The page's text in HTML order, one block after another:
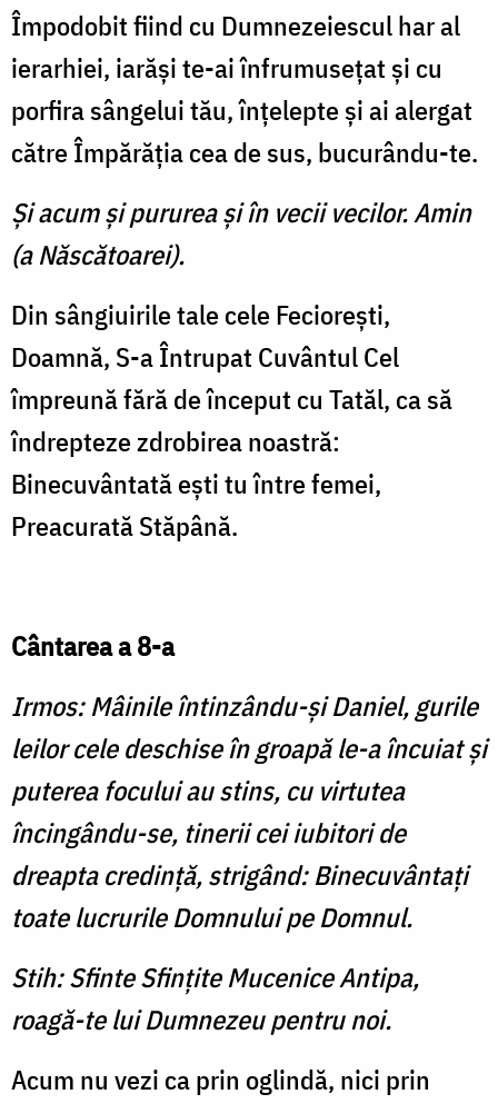
Împodobit fiind cu Dumnezeiescul har al
ierarhiei, iarăşi te-ai înfrumuseţat şi cu
porfira sângelui tău, înţelepte şi ai alergat
către Împărăţia cea de sus, bucurându-te.
Şi acum şi pururea şi în vecii vecilor. Amin
(a Născătoarei).
Din sângiuirile tale cele Fecioreşti,
Doamnă, S-a Întrupat Cuvântul Cel
împreună fără de început cu Tatăl, ca să
îndrepteze zdrobirea noastră:
Binecuvântată eşti tu între femei,
Preacurată Stăpână.
Cântarea a 8-a
Irmos: Mâinile întinzându-şi Daniel, gurile
leilor cele deschise în groapă le-a încuiat şi
puterea focului au stins, cu virtutea
încingându-se, tinerii cei iubitori de
dreapta credinţă, strigând: Binecuvântaţi
toate lucrurile Domnului pe Domnul.
Stih: Sfinte Sfinţite Mucenice Antipa,
roagă-te lui Dumnezeu pentru noi.
Acum nu vezi ca prin oglindă, nici prin